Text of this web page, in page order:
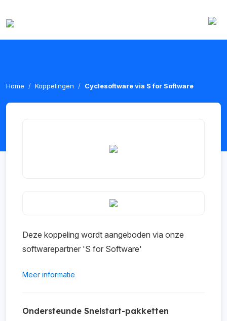
Home Koppelingen Cyclesoftware via S for Software
Deze koppeling wordt aangeboden via onze
softwarepartner 'S for Software'
Meer informatie
Ondersteunde Snelstart-pakketten